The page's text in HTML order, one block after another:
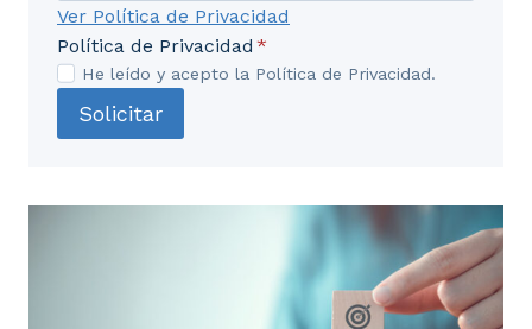
Ver Política de Privacidad
Política de Privacidad *
He leído y acepto la Política de Privacidad.
Solicitar